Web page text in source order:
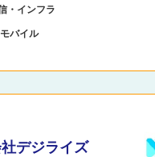
・インフラ
バイル
デジライズ